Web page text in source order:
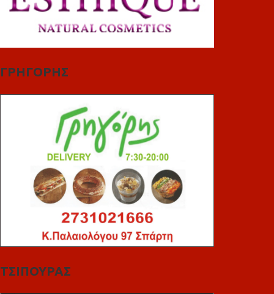
ΓΡΗΓΟΡΗΣ
ΤΣΙΠΟΥΡΑΣ